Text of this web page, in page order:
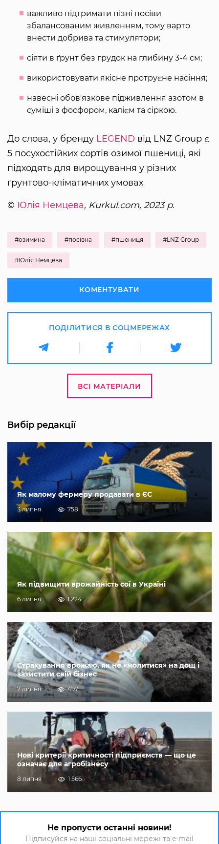
важливо підтримати пізні посіви
збалансованим живленням, тому варто
внести добрива та стимулятори;
сіяти в ґрунт без грудок на глибину 3-4 см;
використовувати якісне протруєне насіння;
навесні обовʼязкове підживлення азотом в
суміші з фосфором, калієм та сіркою.
До слова, у бренду LEGEND від LNZ Group є
5 посухостійких сортів озимої пшениці, які
підходять для вирощування у різних
ґрунтово-кліматичних умовах
© Юлія Немцева, Kurkul.com, 2023 р.
#озимина #посівна #пшениця #LNZ Group
#Юлія Немцева
КОМЕНТУВАТИ
ПОДІЛИТИСЯ В СОЦМЕРЕЖАХ
ВСІ МАТЕРІАЛИ
Вибір редакції
Як малому фермеру продавати в ЄС
3 липня 758
Як підвищити врожайність сої в Україні
6 липня 1 224
Страхування врожаю, як не «молитися» на дощ і
захистити свій бізнес
7 липня 497
Нові критерії критичності підприємств — що це
означає для агробізнесу
8 липня 1 566
Не пропусти останні новини!
Підписуйся на наші соціальні мережі та e-mail